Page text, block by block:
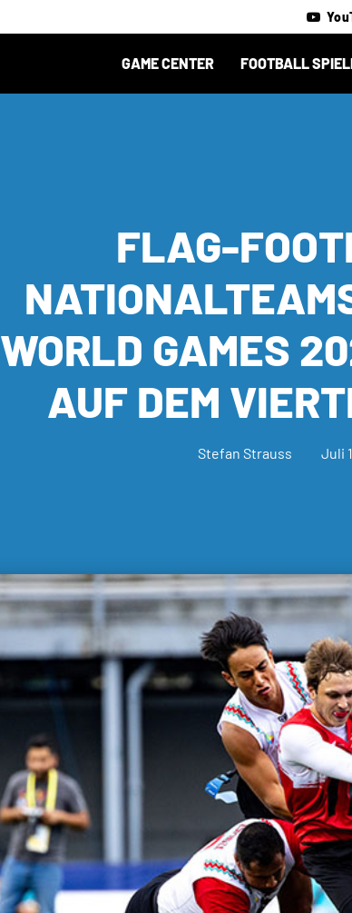
GAME CENTER FOOTBALL
FLAG-
WORLD GAMES
AUF DEM
Stefan Strauss Juli